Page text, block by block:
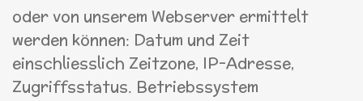
oder von unserem Webserver ermittelt
werden können: Datum und Zeit
einschliesslich Zeitzone, IP-Adresse,
Zugriffsstatus. Betriebssystem